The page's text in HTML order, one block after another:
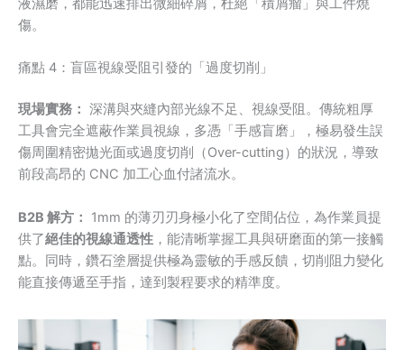
液濕磨，都能迅速排出微細碎屑，杜絕「積屑瘤」與工件燒
傷。
痛點 4：盲區視線受阻引發的「過度切削」
現場實務： 深溝與夾縫內部光線不足、視線受阻。傳統粗厚
工具會完全遮蔽作業員視線，多憑「手感盲磨」，極易發生誤
傷周圍精密拋光面或過度切削（Over-cutting）的狀況，導致
前段高昂的 CNC 加工心血付諸流水。
B2B 解方：
1mm 的薄刃刃身極小化了空間佔位，為作業員提
供了絕佳的視線通透性 ，能清晰掌握工具與研磨面的第一接觸
點。同時，鑽石塗層提供極為靈敏的手感反饋，切削阻力變化
能直接傳遞至手指，達到製程要求的精準度。